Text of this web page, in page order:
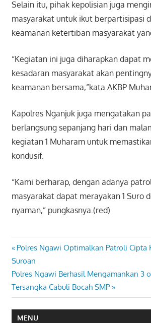
Selain itu, pihak kepolisian juga
masyarakat untuk ikut berpartisipasi
keamanan ketertiban masyarakat
“Kegiatan ini juga diharapkan dapat
kesadaran masyarakat akan
keamanan bersama,”kata AKBP
Kapolres Nganjuk juga mengatakan
berlangsung sepanjang hari dan
kegiatan 1 Muharam untuk
kondusif.
“Kami berharap, dengan adanya
masyarakat dapat merayakan 1 Suro
nyaman,” pungkasnya.(red)
Navigasi
pos
Previous
Post:
Polres Ngawi Optimalkan Patroli Cipta
Suroan
Next
Post:
Polres Ngawi Berhasil Mengamankan 3
Tersangka Cabuli Bocah SMP
MENU